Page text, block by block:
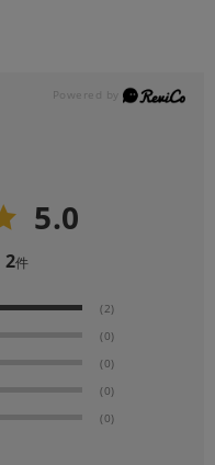
5.0
2件
(2)
(0)
(0)
(0)
(0)